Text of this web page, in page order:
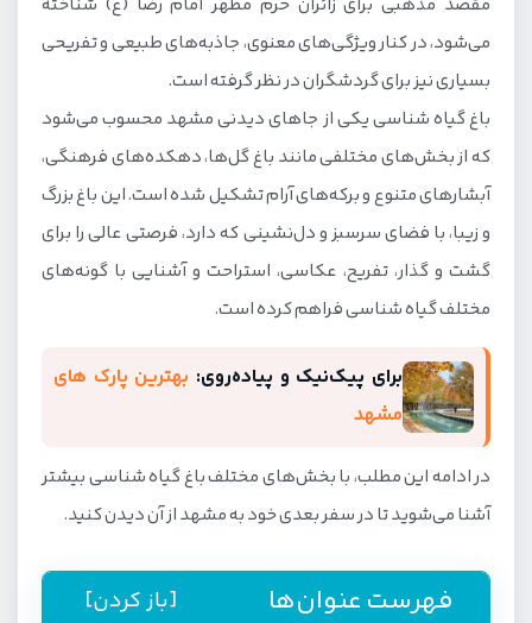
می‌شود، در کنار ویژگی‌های معنوی، جاذبه‌های طبیعی و تفریحی
بسیاری نیز برای گردشگران در نظر گرفته است.
باغ گیاه شناسی یکی از جاهای دیدنی مشهد محسوب می‌شود
که از بخش‌های مختلفی مانند باغ گل‌ها، دهکده‌های فرهنگی،
آبشارهای متنوع و برکه‌های آرام تشکیل شده است. این باغ بزرگ
و زیبا، با فضای سرسبز و دل‌نشینی که دارد، فرصتی عالی را برای
گشت و گذار، تفریح، عکاسی، استراحت و آشنایی با گونه‌های
مختلف گیاه شناسی فراهم کرده است.
برای پیک‌نیک و پیاده‌روی: بهترین پارک های
مشهد
در ادامه این مطلب، با بخش‌های مختلف باغ گیاه شناسی بیشتر
آشنا می‌شوید تا در سفر بعدی خود به مشهد از آن دیدن کنید.
فهرست عنوان‌ها [باز کردن]